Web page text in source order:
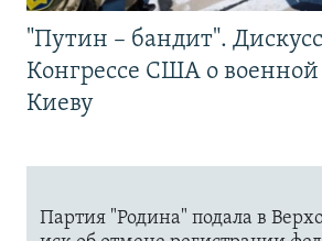
"Путин – бандит".
Конгрессе США о
Киеву